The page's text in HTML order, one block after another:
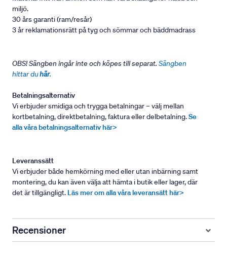
miljö.
30 års garanti (ram/resår)
3 år reklamationsrätt på tyg och sömmar och bäddmadrass
OBS! Sängben ingår inte och köpes till separat. Sängben
hittar duhär.
Betalningsalternativ
Vi erbjuder smidiga och trygga betalningar – välj mellan
kortbetalning, direktbetalning, faktura eller delbetalning.Se
alla våra betalningsalternativ här>
Leveranssätt
Vi erbjuder både hemkörning med eller utan inbärning samt
montering, du kan även välja att hämta i butik eller lager, där
det är tillgängligt. Läs mer om alla våra leveransätt här>
Recensioner